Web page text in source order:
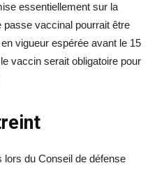
essentiellement sur la
passe vaccinal pourrait être
vigueur espérée avant le 15
vaccin serait obligatoire pour
du Conseil de défense